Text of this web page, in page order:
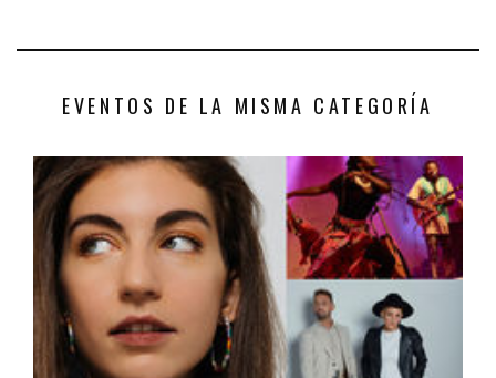
EVENTOS DE LA MISMA CATEGORÍA